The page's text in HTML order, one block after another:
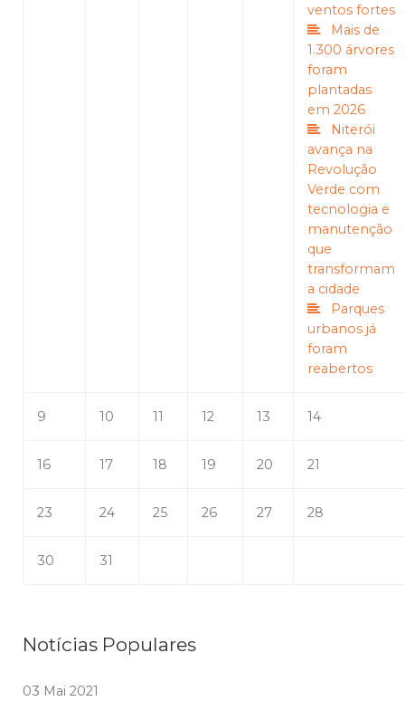
ventos fortes
Mais de
1.300 árvores
foram
plantadas
em 2026
Niterói
avança na
Revolução
Verde com
tecnologia e
manutenção
que
transformam
a cidade
Parques
urbanos já
foram
reabertos
9 10 11 12 13 14
16 17 18 19 20 21
23 24 25 26 27 28
30 31
Notícias Populares
03 Mai 2021